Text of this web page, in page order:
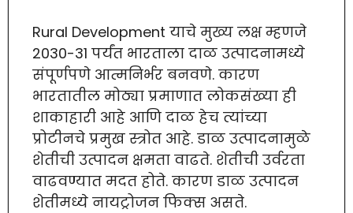
Rural Development याचे मुख्य लक्ष म्हणजे
2030-31 पर्यंत भारताला दाळ उत्पादनामध्ये
संपूर्णपणे आत्मनिर्भर बनवणे. कारण
भारतातील मोठ्या प्रमाणात लोकसंख्या ही
शाकाहारी आहे आणि दाळ हेच त्यांच्या
प्रोटीनचे प्रमुख स्त्रोत आहे. डाळ उत्पादनामुळे
शेतीची उत्पादन क्षमता वाढते. शेतीची उर्वरता
वाढवण्यात मदत होते. कारण डाळ उत्पादन
शेतीमध्ये नायट्रोजन फिक्स असते.